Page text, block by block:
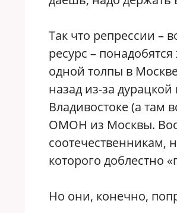
Так что репрессии –
ресурс –
одной толпы в
назад из-за
Владивостоке (а там
ОМОН из Москвы.
соотечественникам,
которого доблестно
Но они, конечно,